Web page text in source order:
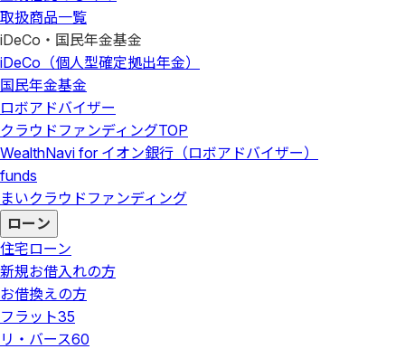
取扱商品一覧
iDeCo・国民年金基金
iDeCo（個人型確定拠出年金）
国民年金基金
ロボアドバイザー
クラウドファンディングTOP
WealthNavi for イオン銀行（ロボアドバイザー）
funds
まいクラウドファンディング
ローン
住宅ローン
新規お借入れの方
お借換えの方
フラット35
リ・バース60